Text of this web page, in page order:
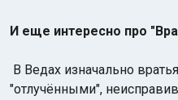
И еще интересно про
В Ведах изначально
"отлучёнными",